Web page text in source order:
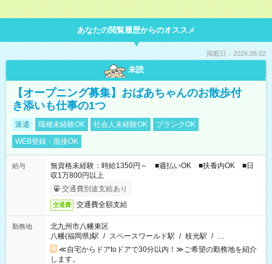
あなたの閲覧履歴からのオススメ
掲載日：2026.08.02
未読
【オープニング募集】おばあちゃんのお散歩付
き添いも仕事の1つ
派遣 職種未経験OK 社会人未経験OK
ブランクOK
WEB登録・面接OK
給与
無資格未経験：時給1350円～ ■週払いOK ■扶養内OK ■日
収1万800円以上
交通費別途支給あり
交通費 交通費全額支給
勤務地
北九州市八幡東区
八幡(福岡県)駅 / スペースワールド駅 / 枝光駅 / …
≪自宅からドアtoドアで30分以内！≫ご希望の勤務地を紹介
します。